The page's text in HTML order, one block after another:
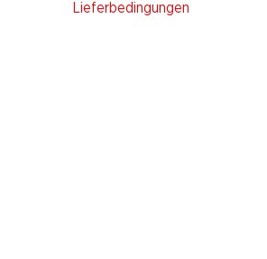
Lieferbedingungen